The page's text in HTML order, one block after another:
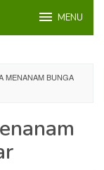
MENU
MENANAM BUNGA